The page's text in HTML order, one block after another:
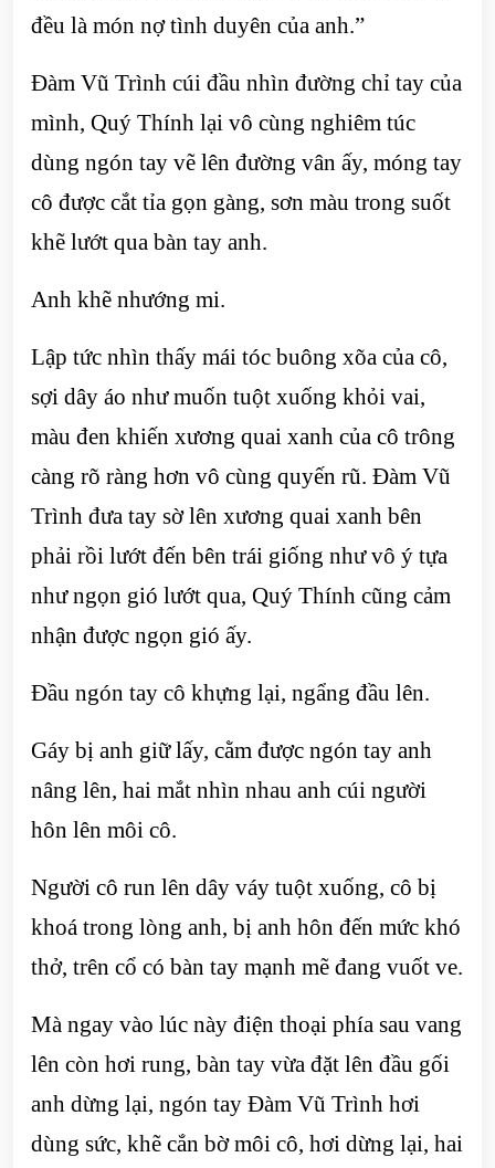
đều là món nợ tình duyên của anh.”
Đàm Vũ Trình cúi đầu nhìn đường chỉ tay của
mình, Quý Thính lại vô cùng nghiêm túc
dùng ngón tay vẽ lên đường vân ấy, móng tay
cô được cắt tỉa gọn gàng, sơn màu trong suốt
khẽ lướt qua bàn tay anh.
Anh khẽ nhướng mi.
Lập tức nhìn thấy mái tóc buông xõa của cô,
sợi dây áo như muốn tuột xuống khỏi vai,
màu đen khiến xương quai xanh của cô trông
càng rõ ràng hơn vô cùng quyến rũ. Đàm Vũ
Trình đưa tay sờ lên xương quai xanh bên
phải rồi lướt đến bên trái giống như vô ý tựa
như ngọn gió lướt qua, Quý Thính cũng cảm
nhận được ngọn gió ấy.
Đầu ngón tay cô khựng lại, ngẩng đầu lên.
Gáy bị anh giữ lấy, cằm được ngón tay anh
nâng lên, hai mắt nhìn nhau anh cúi người
hôn lên môi cô.
Người cô run lên dây váy tuột xuống, cô bị
khoá trong lòng anh, bị anh hôn đến mức khó
thở, trên cổ có bàn tay mạnh mẽ đang vuốt ve.
Mà ngay vào lúc này điện thoại phía sau vang
lên còn hơi rung, bàn tay vừa đặt lên đầu gối
anh dừng lại, ngón tay Đàm Vũ Trình hơi
dùng sức, khẽ cắn bờ môi cô, hơi dừng lại, hai